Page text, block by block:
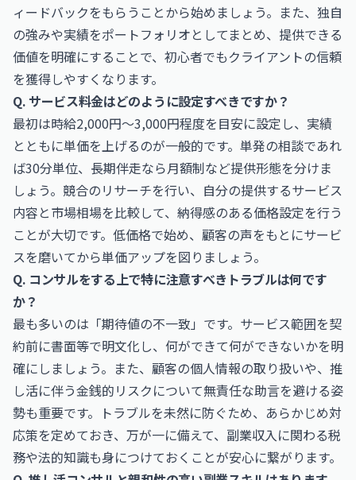
ィードバックをもらうことから始めましょう。また、独自
の強みや実績をポートフォリオとしてまとめ、提供できる
価値を明確にすることで、初心者でもクライアントの信頼
を獲得しやすくなります。
Q. サービス料金はどのように設定すべきですか？
最初は時給2,000円〜3,000円程度を目安に設定し、実績
とともに単価を上げるのが一般的です。単発の相談であれ
ば30分単位、長期伴走なら月額制など提供形態を分けま
しょう。競合のリサーチを行い、自分の提供するサービス
内容と市場相場を比較して、納得感のある価格設定を行う
ことが大切です。低価格で始め、顧客の声をもとにサービ
スを磨いてから単価アップを図りましょう。
Q. コンサルをする上で特に注意すべきトラブルは何です
か？
最も多いのは「期待値の不一致」です。サービス範囲を契
約前に書面等で明文化し、何ができて何ができないかを明
確にしましょう。また、顧客の個人情報の取り扱いや、推
し活に伴う金銭的リスクについて無責任な助言を避ける姿
勢も重要です。トラブルを未然に防ぐため、あらかじめ対
応策を定めておき、万が一に備えて、副業収入に関わる税
務や法的知識も身につけておくことが安心に繋がります。